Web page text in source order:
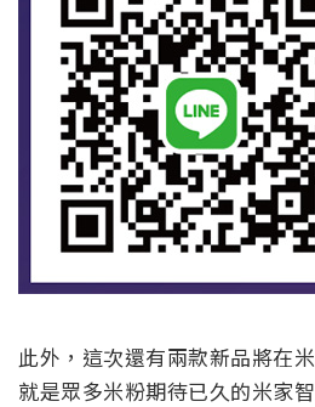
此外，這次還有兩款新品將在
就是眾多米粉期待已久的米家